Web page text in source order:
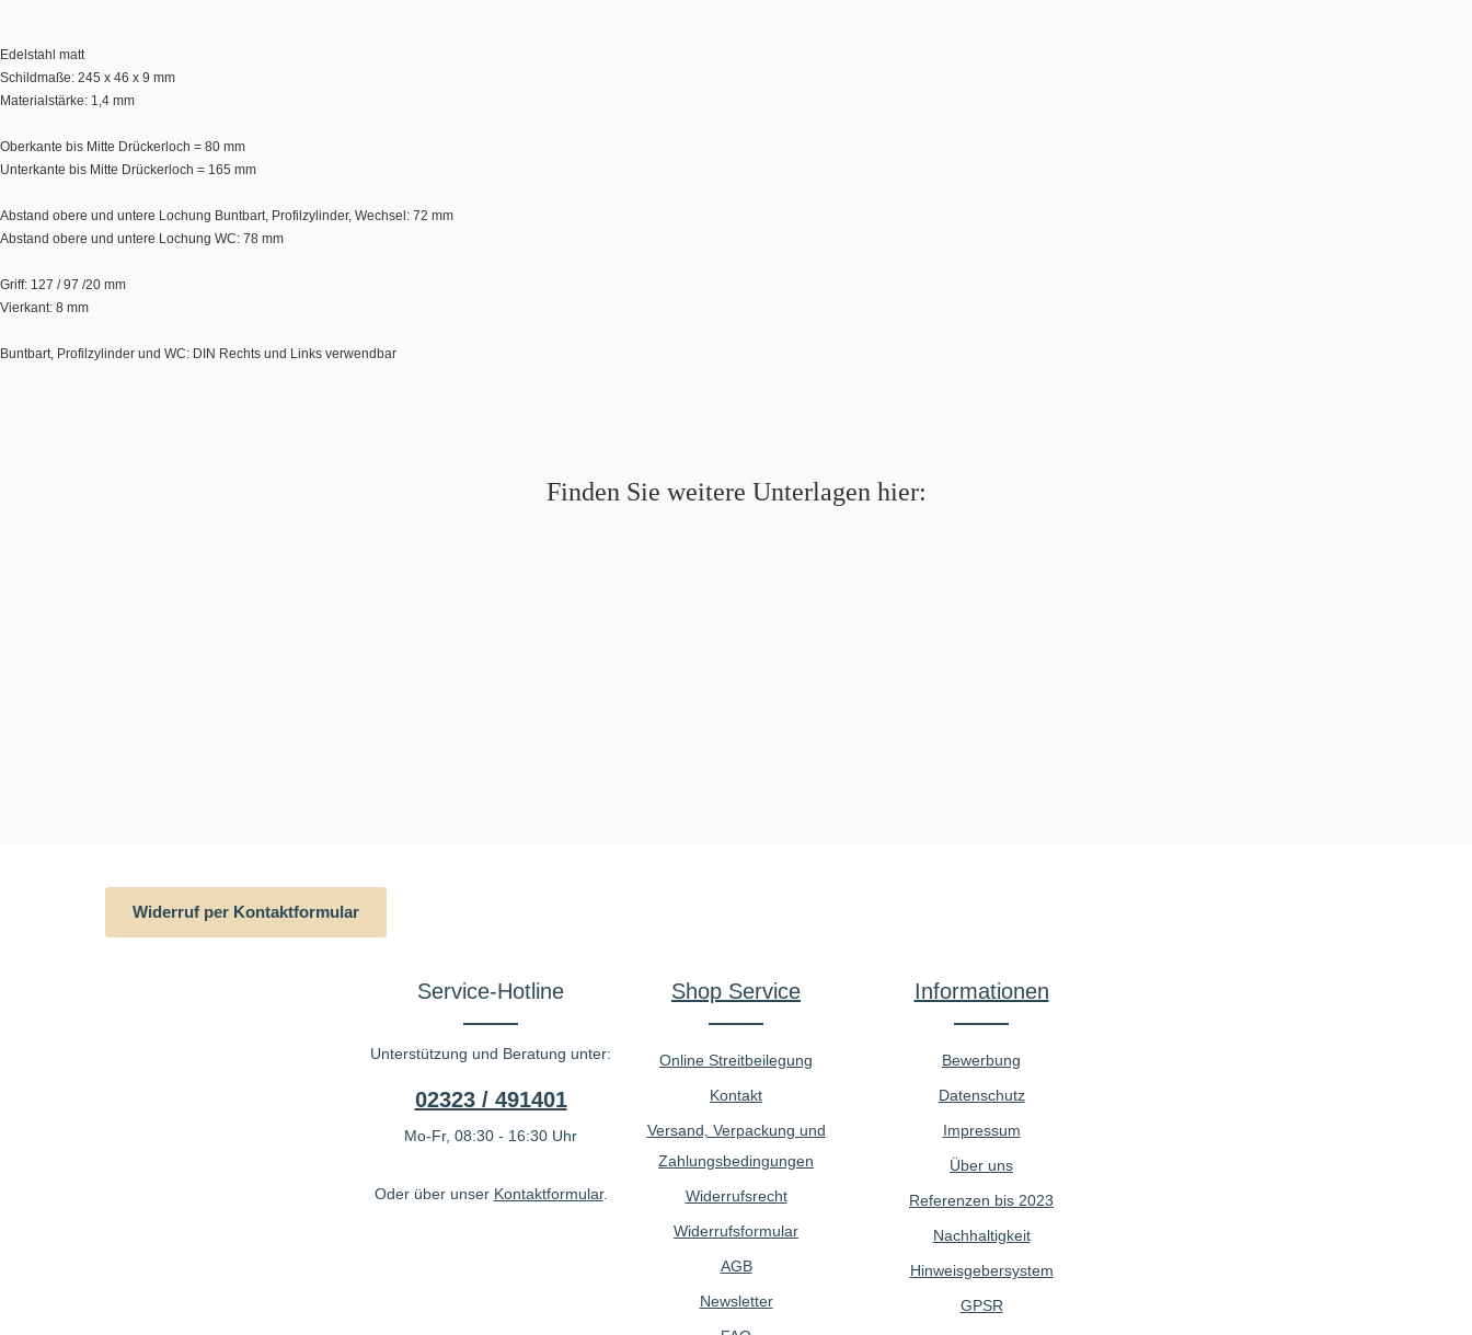
Edelstahl matt
Schildmaße: 245 x 46 x 9 mm
Materialstärke: 1,4 mm
Oberkante bis Mitte Drückerloch = 80 mm
Unterkante bis Mitte Drückerloch = 165 mm
Abstand obere und untere Lochung Buntbart, Profilzylinder, Wechsel: 72 mm
Abstand obere und untere Lochung WC: 78 mm
Griff: 127 / 97 /20 mm
Vierkant: 8 mm
Buntbart, Profilzylinder und WC: DIN Rechts und Links verwendbar
Finden Sie weitere Unterlagen hier:
Widerruf per Kontaktformular
Service-Hotline
Unterstützung und Beratung unter:
02323 / 491401
Mo-Fr, 08:30 - 16:30 Uhr
Oder über unser Kontaktformular.
Shop Service
Online Streitbeilegung
Kontakt
Versand, Verpackung und
Zahlungsbedingungen
Widerrufsrecht
Widerrufsformular
AGB
Newsletter
Informationen
Bewerbung
Datenschutz
Impressum
Über uns
Referenzen bis 2023
Nachhaltigkeit
Hinweisgebersystem
GPSR